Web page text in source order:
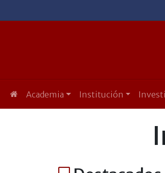
Academia Institución